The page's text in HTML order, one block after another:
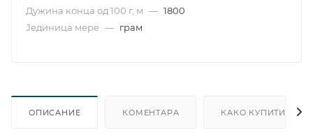
Дужина конца од 100 г, м — 1800
Јединица мере — грам
ОПИСАНИЕ КОМЕНТАРА КАКО КУПИТИ